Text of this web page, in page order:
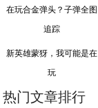
新英雄蒙犽，我可能是在
玩
热门文章排行